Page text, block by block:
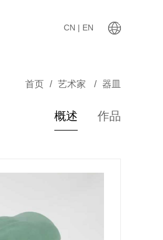
CN | EN
首页 / 艺术家 / 器皿
概述 作品